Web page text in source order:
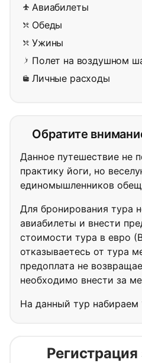
Авиабилеты
Обеды
Ужины
Полет на воздушном
Личные расходы
Обратите
Данное путешествие не
практику йоги, но
единомышленников
Для бронирования тура
авиабилеты и внести
стоимости тура в евро
отказываетесь от тура
предоплата не
необходимо внести за
На данный тур набираем